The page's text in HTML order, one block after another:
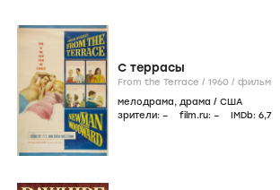
С террасы
From the Terrace / 1960 / фильм
мелодрама, драма / США
зрители: – film.ru: – IMDb: 6,7